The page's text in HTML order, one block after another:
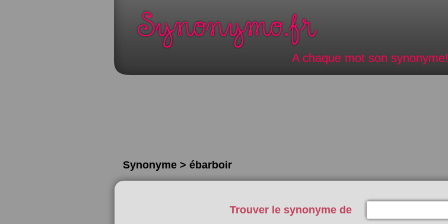
A chaque mot son synonyme!
Synonyme > ébarboir
Trouver le synonyme de